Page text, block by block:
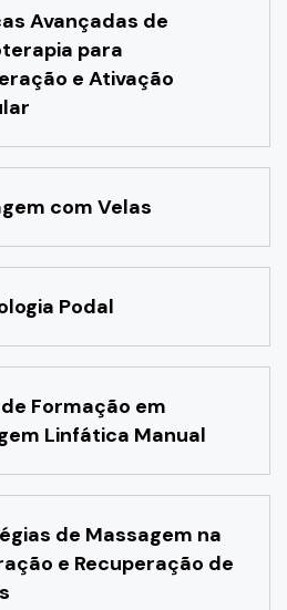
Avançadas de
para
e Ativação
com Velas
Podal
Formação em
Linfática Manual
de Massagem na
e Recuperação de